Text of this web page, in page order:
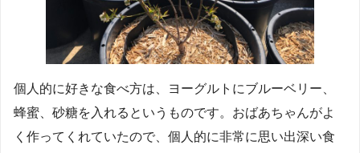
個人的に好きな食べ方は、ヨーグルトにブルーベリー、
蜂蜜、砂糖を入れるというものです。おばあちゃんがよ
く作ってくれていたので、個人的に非常に思い出深い食